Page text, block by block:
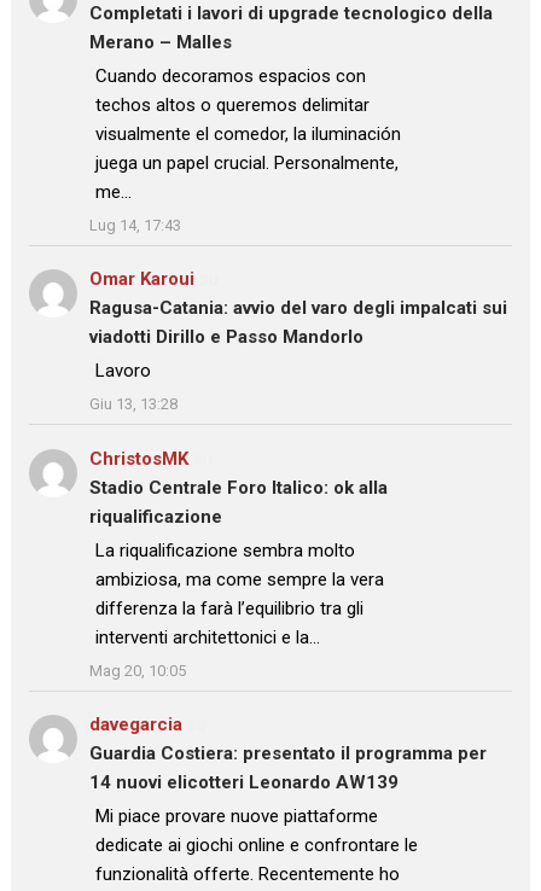
Completati i lavori di upgrade tecnologico della
Merano – Malles
: “
Cuando decoramos espacios con
techos altos o queremos delimitar
visualmente el comedor, la iluminación
juega un papel crucial. Personalmente,
me…
”
Lug 14, 17:43
Omar Karoui
Ragusa-Catania: avvio del varo degli impalcati sui
viadotti Dirillo e Passo Mandorlo
: “Lavoro
”
Giu 13, 13:28
ChristosMKsu
Stadio Centrale Foro Italico: ok alla
riqualificazione
: “La riqualificazione sembra molto
ambiziosa, ma come sempre la vera
differenza la farà l’equilibrio tra gli
interventi architettonici e la…
”
Mag 20, 10:05
davegarcia
Guardia Costiera: presentato il programma per
14 nuovi elicotteri Leonardo AW139
: “
Mi piace provare nuove piattaforme
dedicate ai giochi online e confrontare le
funzionalità offerte. Recentemente ho